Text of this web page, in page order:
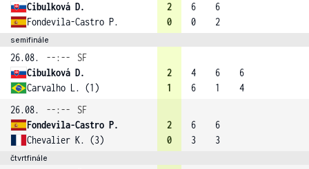
Cibulková D.
Fondevila-Castro P.
2
0
6
0
6
2
semifinále
26.08. --:--
SF
Cibulková D.
Carvalho L. (1)
2
1
4
6
6
1
6
4
26.08.
--:--
SF
Fondevila-Castro P.
Chevalier K. (3)
2
0
6
3
6
3
čtvrtfinále